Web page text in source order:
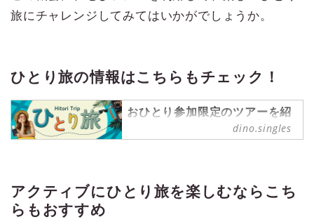
旅にチャレンジしてみてはいかがでしょうか。
ひとり旅の情報はこちらもチェック！
おひとり参加限定のツアーを紹
介する【ひとり旅プラン】を中
心に、ひとり旅情報を発信中！
情報サイトです。パートナーの有無
に関わらず、自分らしい生活を謳歌
dino.singles
アクティブにひとり旅を楽しむならこち
らもおすすめ